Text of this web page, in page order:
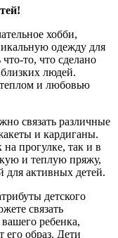
хобби,
одежду для
то, что сделано
людей.
и любовью
связать различные
и кардиганы.
прогулке, так и в
и теплую пряжу,
активных детей.
детского
связать
ребенка,
его образ. Дети